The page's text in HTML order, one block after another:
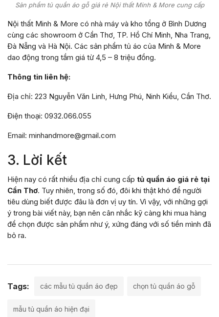
Sản phẩm tủ quần áo gỗ giá rẻ Nội thất Minh & More cung cấp
Nội thất Minh & More có nhà máy và kho tổng ở Bình Dương
cùng các showroom ở Cần Thơ, TP. Hồ Chí Minh, Nha Trang,
Đà Nẵng và Hà Nội. Các sản phẩm tủ áo của Minh & More
dao động trong tầm giá từ 4,5 – 8 triệu đồng.
Thông tin liên hệ:
Địa chỉ: 223 Nguyễn Văn Linh, Hưng Phú, Ninh Kiều, Cần Thơ.
Điện thoại: 0932.066.055
Email: minhandmore@gmail.com
3. Lời kết
Hiện nay có rất nhiều địa chỉ cung cấp tủ quần áo giá rẻ tại
Cần Thơ. Tuy nhiên, trong số đó, đôi khi thật khó để người
tiêu dùng biết được đâu là đơn vị uy tín. Vì vậy, với những gợi
ý trong bài viết này, bạn nên cân nhắc kỹ càng khi mua hàng
để chọn được sản phẩm như ý, xứng đáng với số tiền mình đã
bỏ ra.
Tags: các mẫu tủ quần áo đẹp chọn tủ quần áo gỗ
mẫu tủ quần áo hiện đại